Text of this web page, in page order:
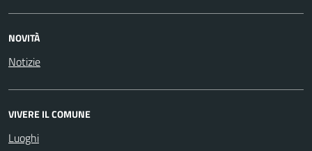
NOVITÀ
Notizie
VIVERE IL COMUNE
Luoghi